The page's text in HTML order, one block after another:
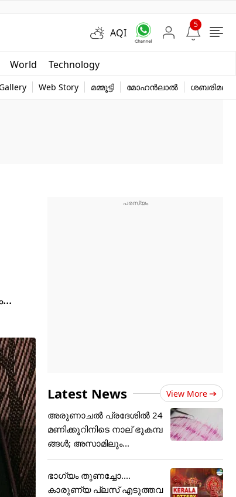
AQI
5
World Technology
Web Story മമ്മൂട്ടി മോഹൻലാൽ ശബരിമല
Latest News View More
അരുണാചൽ പ്രദേശിൽ 24
മണിക്കൂറിനിടെ നാല് ഭൂകമ്പ
ങ്ങൾ; അസാമിലും...
ഭാഗ്യം തുണച്ചോ....
കാരുണ്യ പ്ലസ് എടുത്തവ